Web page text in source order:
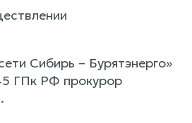
Сибирь – Бурятэнерго»
ГПк РФ прокурор